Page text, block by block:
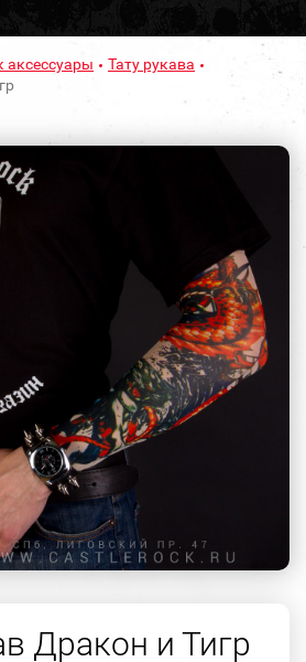
аксессуары
Тату рукава
Дракон и Тигр